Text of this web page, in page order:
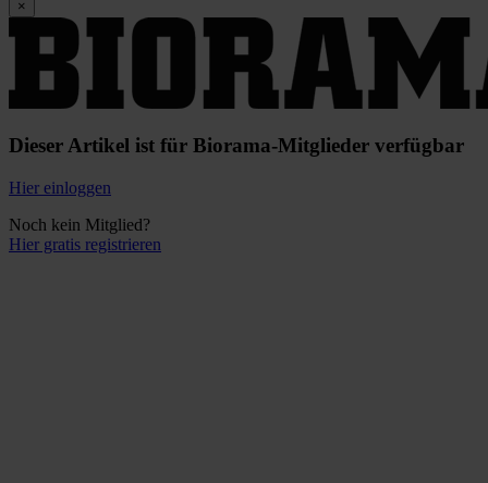
×
Dieser Artikel ist für Biorama-Mitglieder verfügbar
Hier einloggen
Noch kein Mitglied?
Hier gratis registrieren